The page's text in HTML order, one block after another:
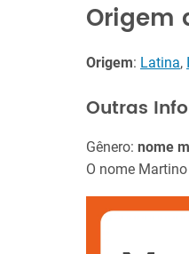
Origem
Origem: Latina,
Outras
Gênero: nome
O nome